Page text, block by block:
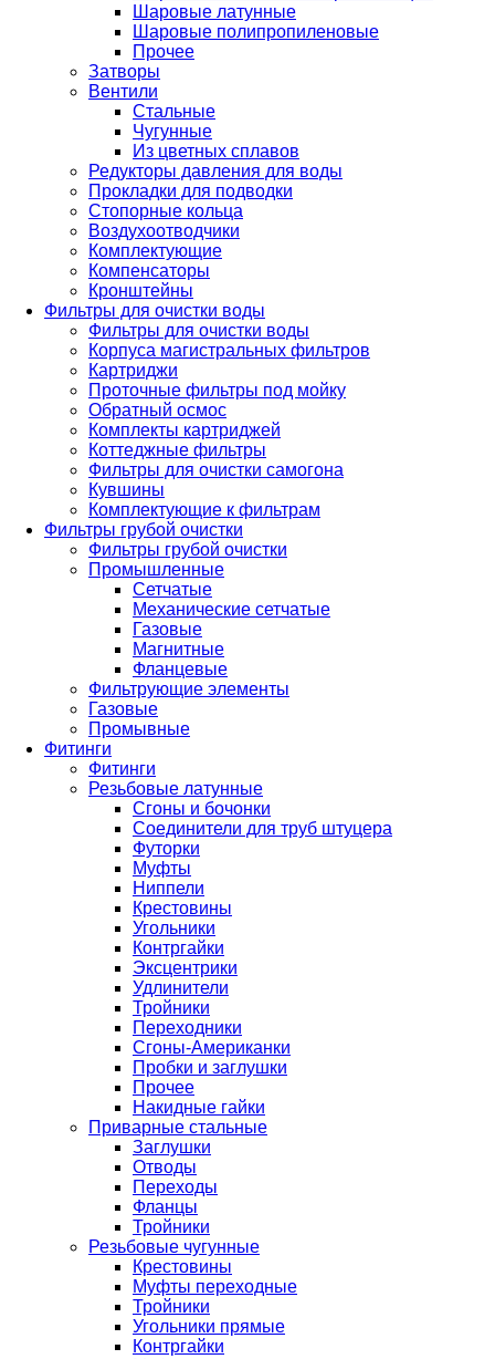
Шаровые латунные
Шаровые полипропиленовые
Прочее
Затворы
Вентили
Стальные
Чугунные
Из цветных сплавов
Редукторы давления для воды
Прокладки для подводки
Стопорные кольца
Воздухоотводчики
Комплектующие
Компенсаторы
Кронштейны
Фильтры для очистки воды
Фильтры для очистки воды
Корпуса магистральных фильтров
Картриджи
Проточные фильтры под мойку
Обратный осмос
Комплекты картриджей
Коттеджные фильтры
Фильтры для очистки самогона
Кувшины
Комплектующие к фильтрам
Фильтры грубой очистки
Фильтры грубой очистки
Промышленные
Сетчатые
Механические сетчатые
Газовые
Магнитные
Фланцевые
Фильтрующие элементы
Газовые
Промывные
Фитинги
Фитинги
Резьбовые латунные
Сгоны и бочонки
Соединители для труб штуцера
Футорки
Муфты
Ниппели
Крестовины
Угольники
Контргайки
Эксцентрики
Удлинители
Тройники
Переходники
Сгоны-Американки
Пробки и заглушки
Прочее
Накидные гайки
Приварные стальные
Заглушки
Отводы
Переходы
Фланцы
Тройники
Резьбовые чугунные
Крестовины
Муфты переходные
Тройники
Угольники прямые
Контргайки